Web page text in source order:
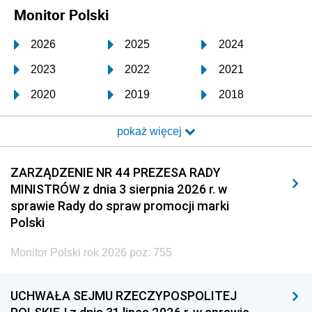
Monitor Polski
2026 2025 2024
2023 2022 2021
2020 2019 2018
2017 2016 2015
2014 2013 2012
2011 2010 2009
2008 2007 2006
2005
1996 1995 1994
pokaż więcej
ZARZĄDZENIE NR 44 PREZESA RADY
MINISTRÓW z dnia 3 sierpnia 2026 r. w
sprawie Rady do spraw promocji marki
Polski
Monitor Polski rok 2026 poz. 755
UCHWAŁA SEJMU RZECZYPOSPOLITEJ